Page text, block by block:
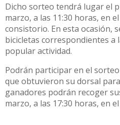
Dicho sorteo tendrá lugar el
marzo, a las 11:30 horas, en
consistorio. En esta ocasión,
bicicletas correspondientes a
popular actividad.
Podrán participar en el
que obtuvieron su dorsal
ganadores podrán recoger
marzo, a las 17:30 horas, en